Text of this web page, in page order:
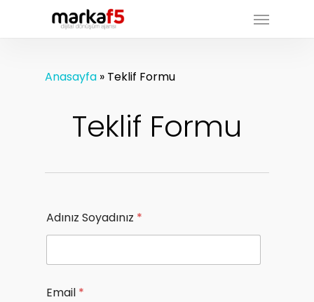
Menu
Anasayfa » Teklif Formu
Teklif Formu
Adınız Soyadınız *
Email *